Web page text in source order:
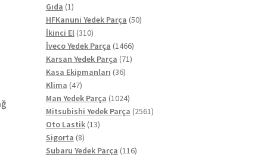
Gıda 11
ürün
HFKanuni Yedek Parça 5050
İkinci El 310310
ürün
İveco Yedek Parça 14661466
ürün
Karsan Yedek Parça 7171
Kasa Ekipmanları 3636
Klima 4747
ürün
Man Yedek Parça 10241024
ürün
Mitsubishi Yedek Parça 25612561
Oto Lastik 1313
Sigorta 88
ürün
Subaru Yedek Parça 116116